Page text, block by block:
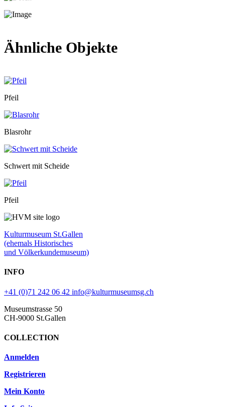
Ähnliche Objekte
Pfeil
Blasrohr
Schwert mit Scheide
Pfeil
Kulturmuseum St.Gallen
(ehemals Historisches
und Völkerkundemuseum)
INFO
+41 (0)71 242 06 42 info@kulturmuseumsg.ch
Museumstrasse 50
CH-9000 St.Gallen
COLLECTION
Anmelden
Registrieren
Mein Konto